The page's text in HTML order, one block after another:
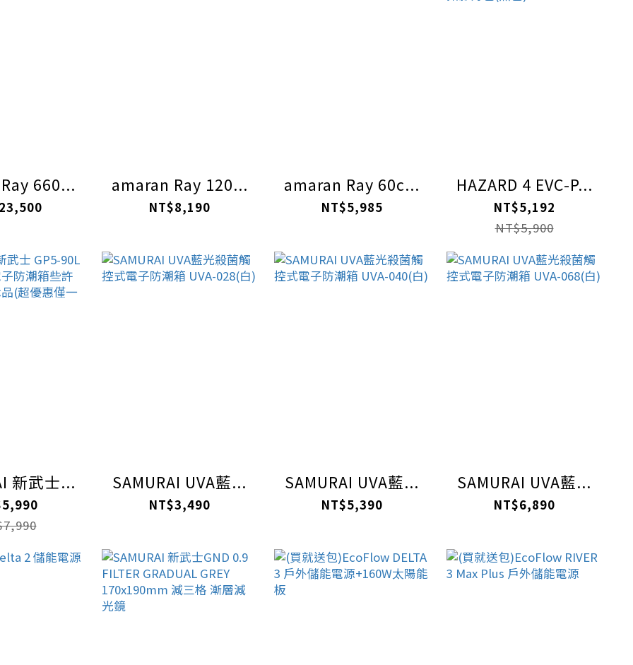
660... amaran Ray 120...
NT$8,190
amaran Ray 60c...
NT$5,985
HAZARD 4 EVC-P...
NT$5,192
NT$5,900
新武士... SAMURAI UVA藍...
NT$3,490
SAMURAI UVA藍...
NT$5,390
SAMURAI UVA藍...
NT$6,890